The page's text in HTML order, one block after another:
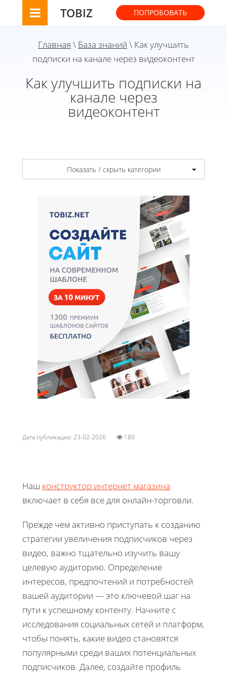
TOBIZ ПОПРОБОВАТЬ
Главная \ База знаний \ Как улучшить
подписки на канале через видеоконтент
Как улучшить подписки на
канале через
видеоконтент
Показать / скрыть категории
Дата публикации: 23-02-2026 189
Наш конструктор интернет магазина
включает в себя все для онлайн-торговли.
Прежде чем активно приступать к созданию
стратегии увеличения подписчиков через
видео, важно тщательно изучить вашу
целевую аудиторию. Определение
интересов, предпочтений и потребностей
вашей аудитории — это ключевой шаг на
пути к успешному контенту. Начните с
исследования социальных сетей и платформ,
чтобы понять, какие видео становятся
популярными среди ваших потенциальных
подписчиков. Далее, создайте профиль